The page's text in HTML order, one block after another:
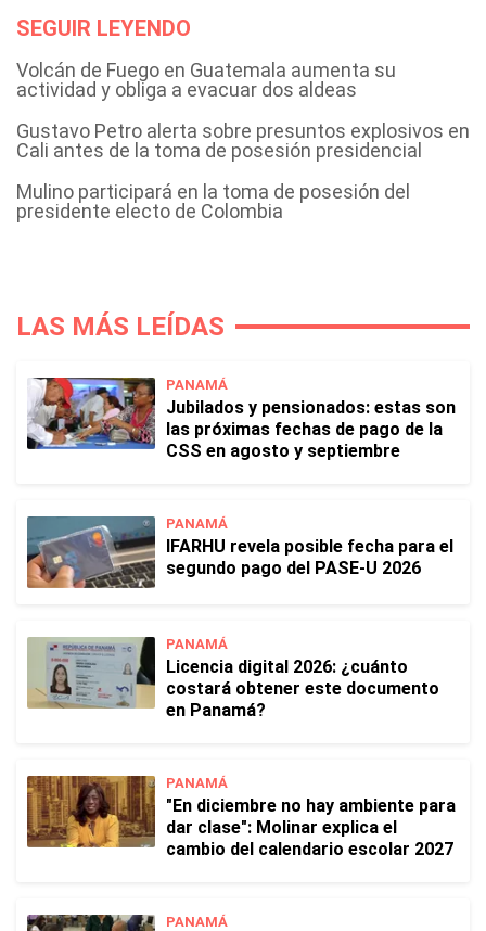
SEGUIR LEYENDO
Volcán de Fuego en Guatemala aumenta su
actividad y obliga a evacuar dos aldeas
Gustavo Petro alerta sobre presuntos explosivos en
Cali antes de la toma de posesión presidencial
Mulino participará en la toma de posesión del
presidente electo de Colombia
LAS MÁS LEÍDAS
PANAMÁ
Jubilados y pensionados: estas son
las próximas fechas de pago de la
CSS en agosto y septiembre
PANAMÁ
IFARHU revela posible fecha para el
segundo pago del PASE-U 2026
PANAMÁ
Licencia digital 2026: ¿cuánto
costará obtener este documento
en Panamá?
PANAMÁ
"En diciembre no hay ambiente para
dar clase": Molinar explica el
cambio del calendario escolar 2027
PANAMÁ